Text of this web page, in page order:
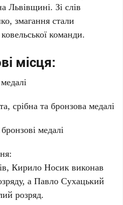
Львівщині. Зі слів
змагання стали
команди.
місця:
срібна та бронзова медалі
медалі
Кирило Носик виконав
а Павло Сухацький
розряд.